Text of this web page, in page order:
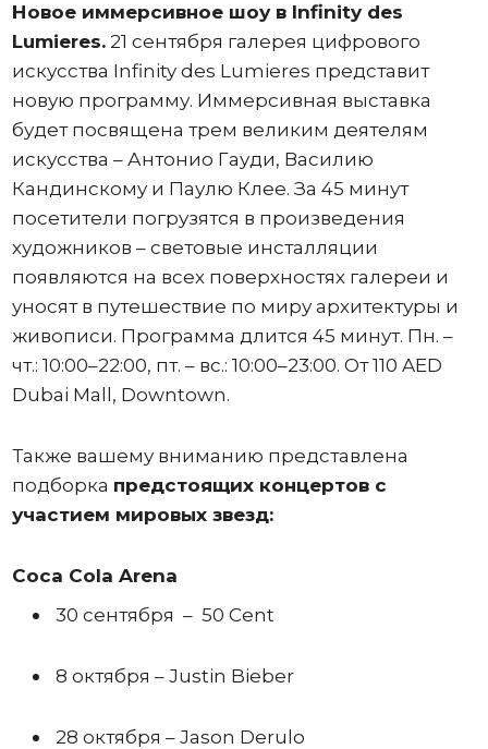
Новое иммерсивное шоу в Infinity des
Lumieres.21 сентября галерея цифрового
искусства Infinity des Lumieres представит
новую программу. Иммерсивная выставка
будет посвящена трем великим деятелям
искусства – Антонио Гауди, Василию
Кандинскому и Паулю Клее. За 45 минут
посетители погрузятся в произведения
художников – световые инсталляции
появляются на всех поверхностях галереи и
уносят в путешествие по миру архитектуры и
живописи. Программа длится 45 минут. Пн. –
чт.: 10:00–22:00, пт. – вс.: 10:00–23:00. От 110 AED
Dubai Mall, Downtown.
Также вашему вниманию представлена
подборка предстоящих концертов с
участием мировых звезд:
Coca Cola Arena
30 сентября – 50 Cent
8 октября – Justin Bieber
28 октября – Jason Derulo